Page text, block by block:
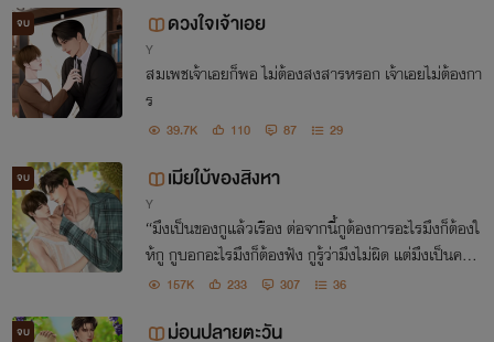
จบ ดวงใจเจ้าเอย
Y
สมเพชเจ้าเอยก็พอ ไม่ต้องสงสารหรอก เจ้าเอยไม่ต้องกา
ร
39.7K 110 87 29
จบ เมียใบ้ของสิงหา
Y
“มึงเป็นของกูแล้วเรือง ต่อจากนี้กูต้องการอะไรมึงก็ต้องใ
ห้กู กูบอกอะไรมึงก็ต้องฟัง กูรู้ว่ามึงไม่ผิด แต่มึงเป็นคนเ
ดียวที่กูเอาคืนได้ไง””
157K 233 307 36
จบ ม่อนปลายตะวัน